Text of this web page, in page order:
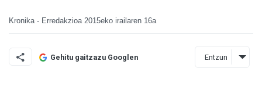
Kronika - Erredakzioa 2015eko irailaren 16a
Gehitu gaitzazu Googlen Entzun